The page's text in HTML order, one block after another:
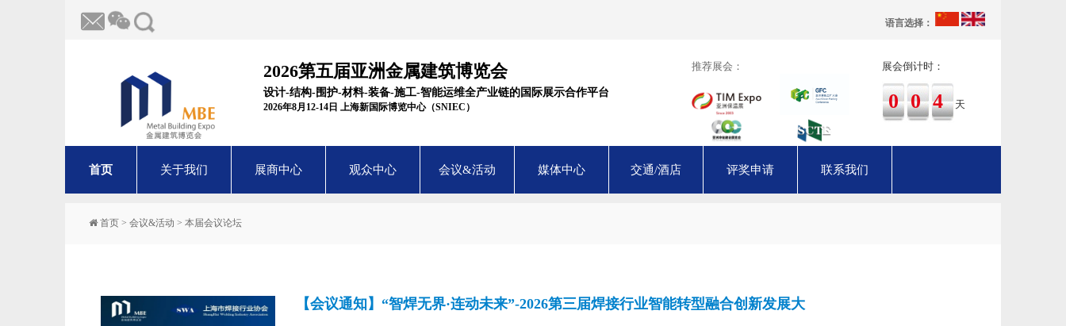
语言选择：
2026第五届亚洲金属建筑博览会
设计-结构-围护-材料-装备-施工-智能运维全产业链的国际展示合作平台
2026年8月12-14日 上海新国际博览中心（SNIEC）
推荐展会： 展会倒计时：
004 天
首页 关于我们 展商中心 观众中心 会议&活动 媒体中心 交通/酒店 评奖申请 联系我们
首页 > 会议&活动 > 本届会议论坛
【会议通知】“智焊无界·连动未来”-2026第三届焊接行业智能转型融合创新发展大